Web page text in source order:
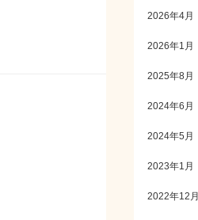
2026年4月
2026年1月
2025年8月
2024年6月
2024年5月
2023年1月
2022年12月